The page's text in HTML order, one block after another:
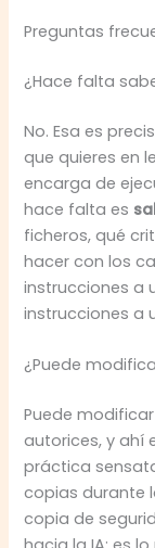
Preguntas
¿Hace falta
No. Esa es
que quieres en
encarga de
hace falta es
ficheros, qué
hacer con los
instrucciones a
instrucciones a
¿Puede
Puede
autorices, y ahí
práctica
copias durante
copia de